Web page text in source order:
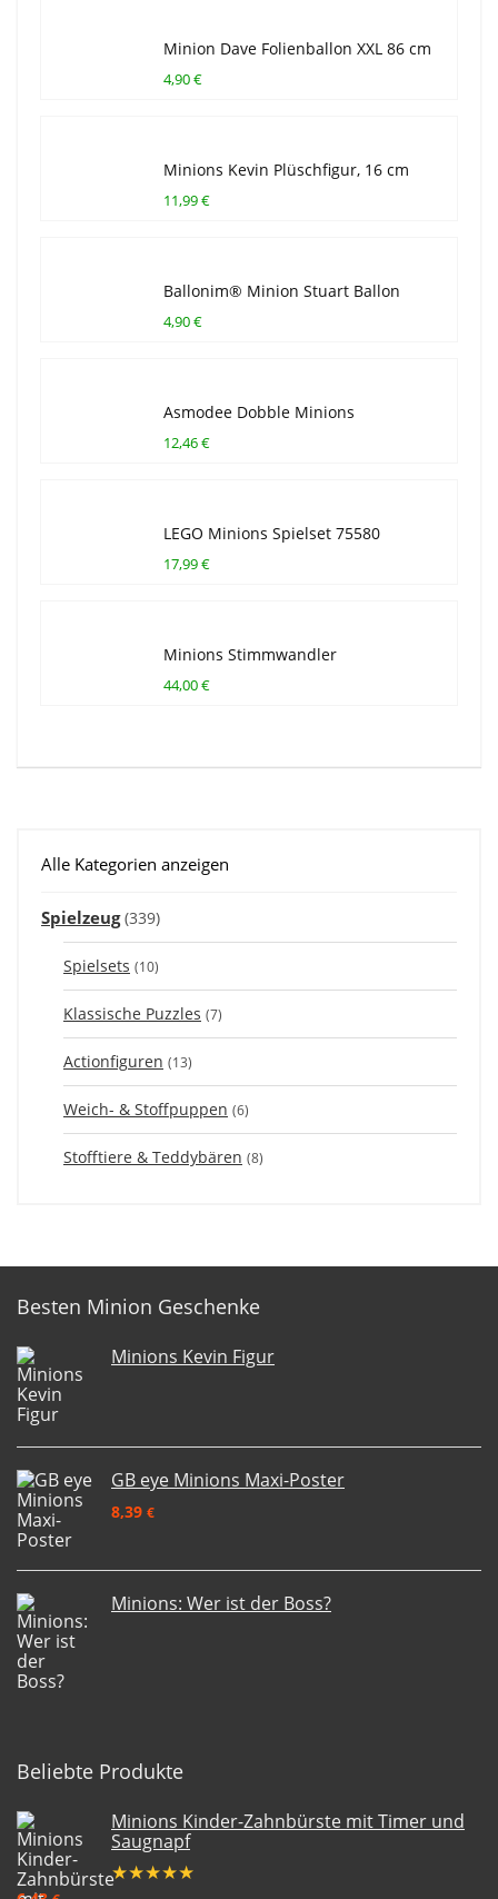
Minion Dave Folienballon XXL 86 cm
4,90 €
Minions Kevin Plüschfigur, 16 cm
11,99 €
Ballonim® Minion Stuart Ballon
4,90 €
Asmodee Dobble Minions
12,46 €
LEGO Minions Spielset 75580
17,99 €
Minions Stimmwandler
44,00 €
Alle Kategorien anzeigen
Spielzeug (339)
Spielsets (10)
Klassische Puzzles (7)
Actionfiguren (13)
Weich- & Stoffpuppen (6)
Stofftiere & Teddybären (8)
Besten Minion Geschenke
Minions Kevin Figur
GB eye Minions Maxi-Poster
8,39 €
Minions: Wer ist der Boss?
Beliebte Produkte
Minions Kinder-Zahnbürste mit Timer und
Saugnapf
★★★★★